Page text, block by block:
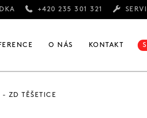
+420 235 301 321
O NÁS KONTAKT
ZD TĚŠETICE